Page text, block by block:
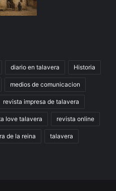
diario en talavera Historia
medios de comunicacion
revista impresa de talavera
love talavera revista online
de la reina talavera